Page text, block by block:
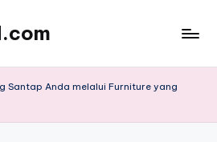
Santap Anda melalui Furniture yang